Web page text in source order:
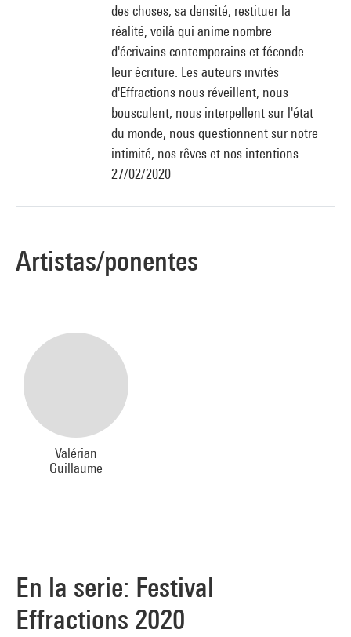
des choses, sa densité, restituer la
réalité, voilà qui anime nombre
d'écrivains contemporains et féconde
leur écriture. Les auteurs invités
d'Effractions nous réveillent, nous
bousculent, nous interpellent sur l'état
du monde, nous questionnent sur notre
intimité, nos rêves et nos intentions.
27/02/2020
Artistas/ponentes
Valérian
Guillaume
En la serie: Festival
Effractions 2020